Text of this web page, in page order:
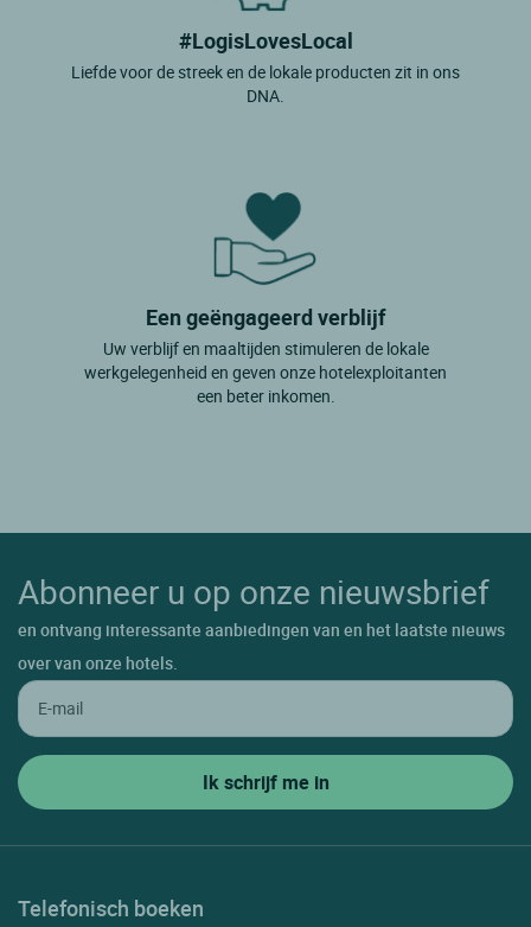
#LogisLovesLocal
Liefde voor de streek en de lokale producten zit in ons
DNA.
Een geëngageerd verblijf
Uw verblijf en maaltijden stimuleren de lokale
werkgelegenheid en geven onze hotelexploitanten
een beter inkomen.
Abonneer u op onze nieuwsbrief
en ontvang interessante aanbiedingen van en het laatste nieuws
over van onze hotels.
Telefonisch boeken